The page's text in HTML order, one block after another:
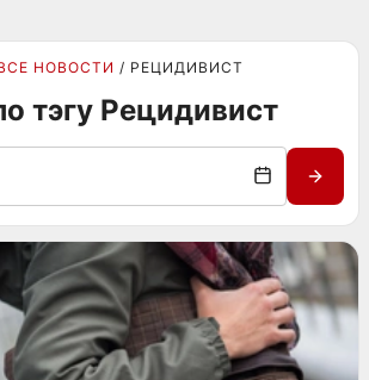
НОВОСТИ РЕЦИДИВИСТ
тэгу Рецидивист